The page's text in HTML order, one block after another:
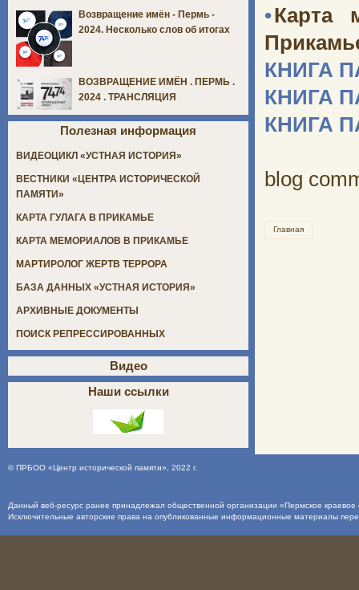
•Карта
КНИГА
КНИГА
КНИГА
blog
Главная
Возвращение имён - Пермь -
2024. Несколько слов об итогах
ВОЗВРАЩЕНИЕ ИМЁН . ПЕРМЬ .
2024 . ТРАНСЛЯЦИЯ
Полезная информация
ВИДЕОЦИКЛ «УСТНАЯ ИСТОРИЯ»
ВЕСТНИКИ «ЦЕНТРА ИСТОРИЧЕСКОЙ
ПАМЯТИ»
КАРТА ГУЛАГА В ПРИКАМЬЕ
КАРТА МЕМОРИАЛОВ В ПРИКАМЬЕ
МАРТИРОЛОГ ЖЕРТВ ТЕРРОРА
БАЗА ДАННЫХ «УСТНАЯ ИСТОРИЯ»
АРХИВНЫЕ ДОКУМЕНТЫ
ПОИСК РЕПРЕССИРОВАННЫХ
Видео
Наши ссылки
©ПРБОО «Центр исторической памяти», 2022 г.
Данный веб-ресурс ранее принадлежал общественной организации «Пермское
Исключительные авторские права на опубликованные информационные материалы